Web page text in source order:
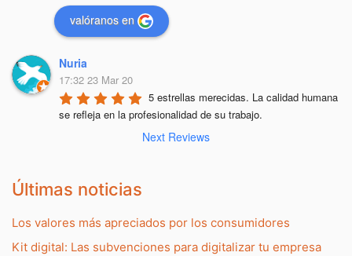
valóranos en
Nuria
17:32 23 Mar 20
5 estrellas merecidas. La calidad humana
se refleja en la profesionalidad de su trabajo.
Next Reviews
Últimas noticias
Los valores más apreciados por los consumidores
Kit digital: Las subvenciones para digitalizar tu empresa